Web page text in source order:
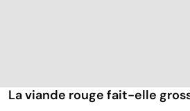
La viande rouge fait-elle